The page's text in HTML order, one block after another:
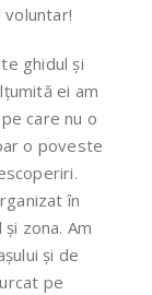
voluntar!
ghidul și
ei am
care nu o
o poveste
în
zona. Am
și de
pe